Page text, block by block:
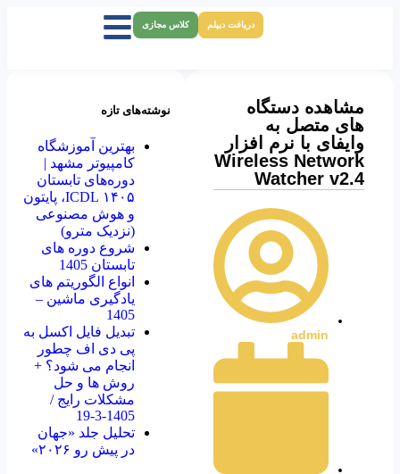
دریافت دیپلم کلاس مجازی
مشاهده دستگاه
های متصل به
وایفای با نرم افزار
Wireless Network
Watcher v2.4
admin
نوشته‌های تازه
بهترین آموزشگاه
کامپیوتر مشهد |
دوره‌های تابستان
۱۴۰۵ ICDL، پایتون
و هوش مصنوعی
(نزدیک مترو)
شروع دوره های
تابستان 1405
انواع الگوریتم های
یادگیری ماشین –
1405
تبدیل فایل اکسل به
پی دی اف چطور
انجام می شود؟ +
روش ها و حل
مشکلات رایج /
1405-3-19
تحلیل جلد «جهان
در پیش رو ۲۰۲۶»